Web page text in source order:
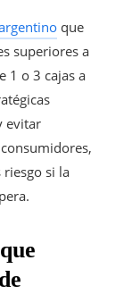
que
superiores a
1 o 3 cajas a
evitar
si la